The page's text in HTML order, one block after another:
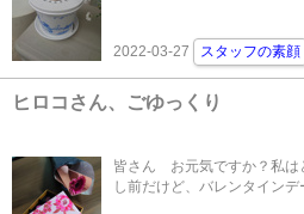
2022-03-27 スタッフの素顔
ヒロコさん、ごゆっくり
皆さん お元気ですか？私は
し前だけど、バレンタイン